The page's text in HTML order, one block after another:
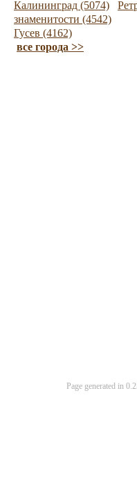
Калининград (5074)
знаменитости (4542)
Гусев (4162)
все города >>
Page generated in